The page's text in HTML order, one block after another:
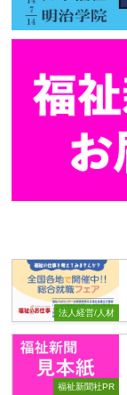
法人経営/人材
福祉新聞社PR